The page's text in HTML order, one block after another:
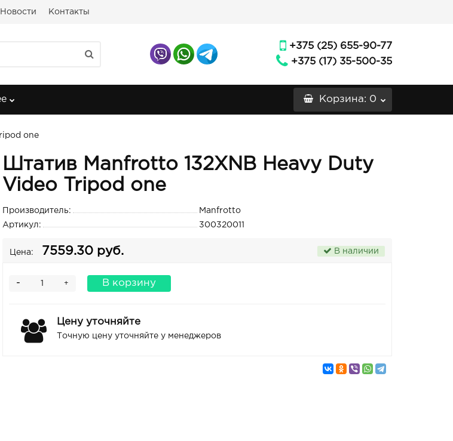
Новости Контакты
+375 (25) 655-90-77
+375 (17) 35-500-35
Корзина: 0
one
Штатив Manfrotto 132XNB Heavy Duty
Video Tripod one
Производитель:
Manfrotto
Артикул:
300320011
Цена: 7559.30 руб. В наличии
+
- В корзину
Цену уточняйте
Точную цену уточняйте у менеджеров